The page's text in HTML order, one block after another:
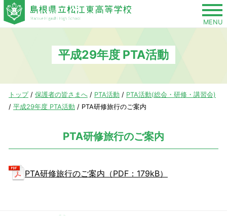
このページの本文へ
MENU
平成29年度 PTA活動
現
在
トップ/ 保護者の皆さまへ / PTA活動 / PTA活動(総会・研修・講習会)
/ 平成29年度 PTA活動 / PTA研修旅行のご案内
PTA研修旅行のご案内
PTA研修旅行のご案内（PDF：179kB）